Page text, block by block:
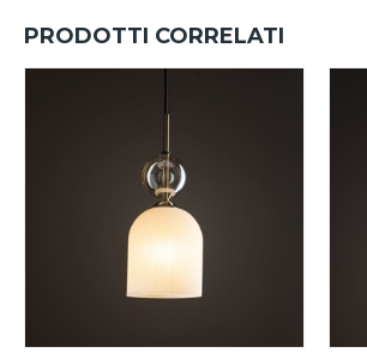
PRODOTTI CORRELATI